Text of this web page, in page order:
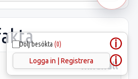
Dölj besökta (0) ⓘ
Logga in | Registrera ⓘ
Innehåll